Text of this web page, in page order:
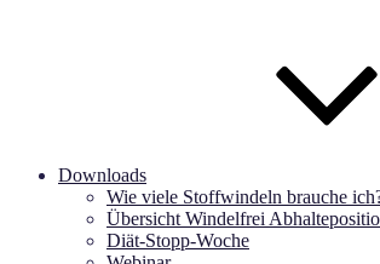
Downloads
Wie viele Stoffwindeln brauche
Übersicht Windelfrei
Diät-Stopp-Woche